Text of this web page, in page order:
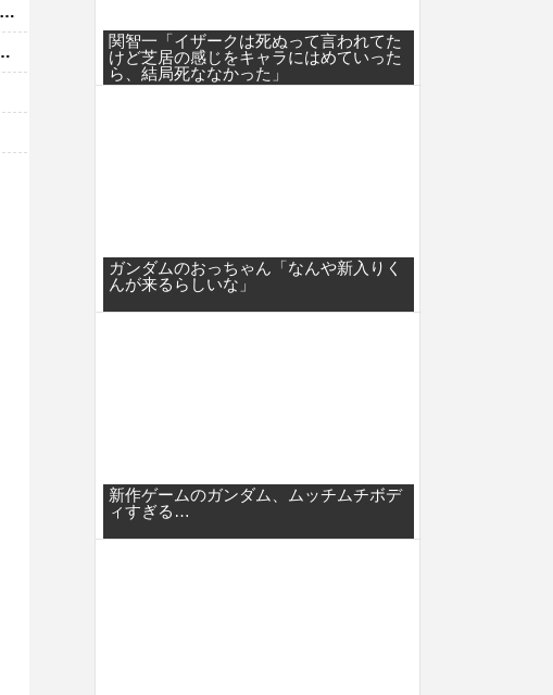
関智一「イザークは死ぬって言われてた
けど芝居の感じをキャラにはめていった
ら、結局死ななかった」
ガンダムのおっちゃん「なんや新入りく
んが来るらしいな」
新作ゲームのガンダム、ムッチムチボデ
ィすぎる…